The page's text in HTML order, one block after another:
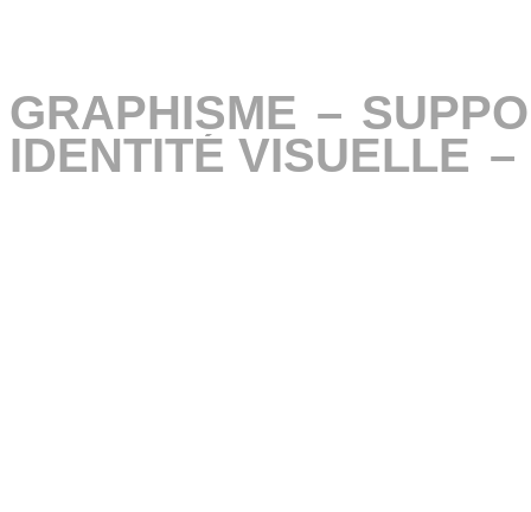
GRAPHISME –
GRAPHISME –
IDENTITÉ VISUELLE –
IDENTITÉ VISUELLE –